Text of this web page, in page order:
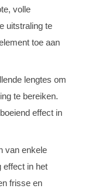
volle
uitstraling te
toe aan
lengtes om
te bereiken.
effect in
van enkele
effect in het
frisse en